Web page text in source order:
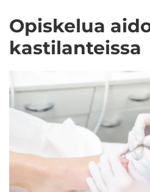
Opis­ke­lua
kas­ti­lan­teis­sa